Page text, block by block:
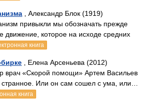
, Александр Блок (1919)
привыкли мы обозначать прежде
движение, которое на исходе средних
книга
, Елена Арсеньева (2012)
врач «Скорой помощи» Артем Васильев
странное. Или он сам сошел с ума, или…
книга